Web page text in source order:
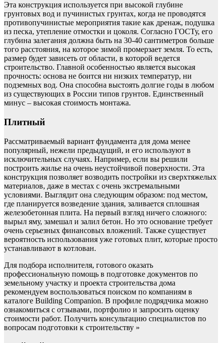
Эта конструкция используется при высокой глубине
грунтовых вод и пучинистых грунтах, когда не проводятся
противопучинистые мероприятия такие как дренаж, подушка
из песка, утепление отмостки и цоколя. Согласно ГОСТу, его
глубина залегания должна быть на 30-40 сантиметров больше
того расстояния, на которое зимой промерзает земля. То есть,
размер будет зависеть от области, в которой ведется
строительство. Главной особенностью является высокая
прочность: основа не боится ни низких температур, ни
подземных вод. Она способна выстоять долгие годы в любом
из существующих в России типов грунтов. Единственный
минус – высокая стоимость монтажа.
Плитный
Рассматриваемый вариант фундамента для дома менее
популярный, нежели предыдущий, и его используют в
исключительных случаях. Например, если вы решили
построить жилье на очень неустойчивой поверхности. Эта
конструкция позволяет возводить постройки из сверхтяжелых
материалов, даже в местах с очень экстремальными
условиями. Выглядит она следующим образом: под местом,
где планируется возведение здания, заливается сплошная
железобетонная плита. На первый взгляд ничего сложного:
вырыл яму, замешал и залил бетон. Но это основание требует
очень серьезных финансовых вложений. Также существует
вероятность использования уже готовых плит, которые просто
устанавливают в котлован.
Для подбора исполнителя, готового оказать
профессиональную помощь в подготовке документов по
земельному участку и проекта строительства дома
рекомендуем воспользоваться поиском по компаниям в
каталоге Building Companion. В профиле подрядчика можно
ознакомиться с отзывами, портфолио и запросить оценку
стоимости работ. Получить консультацию специалистов по
вопросам подготовки к строительству »